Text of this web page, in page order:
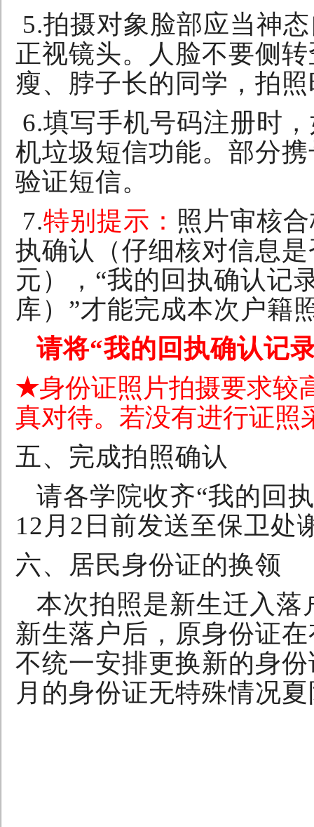
5.拍摄对象脸部应当神
正视镜头。人脸不要侧
瘦、脖子长的同学，拍
6.填写手机号码注册时
机垃圾短信功能。部分
验证短信。
7.特别提示： 照片审核
执确认（仔细核对信息
元），“我的回执确认记
库）”才能完成本次户籍
请将“我的回执确认记
★身份证照片拍摄要求较
真对待。若没有进行证照
五、完成拍照确认
请各学院收齐“我的回
12 月 2 日前发送至保卫处
六、居民身份证的换领
本次拍照是新生迁入
新生落户后，原身份证
不统一安排更换新的身
月的身份证无特殊情况